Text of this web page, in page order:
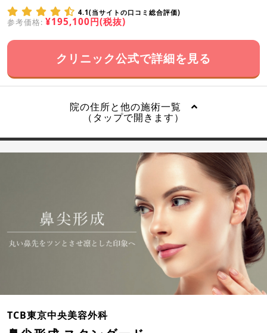
4.1(当サイトの口コミ総合評価)
参考価格: ¥195,100円(税抜)
クリニック公式で詳細を見る
院の住所と他の施術一覧
（タップで開きます）
TCB東京中央美容外科